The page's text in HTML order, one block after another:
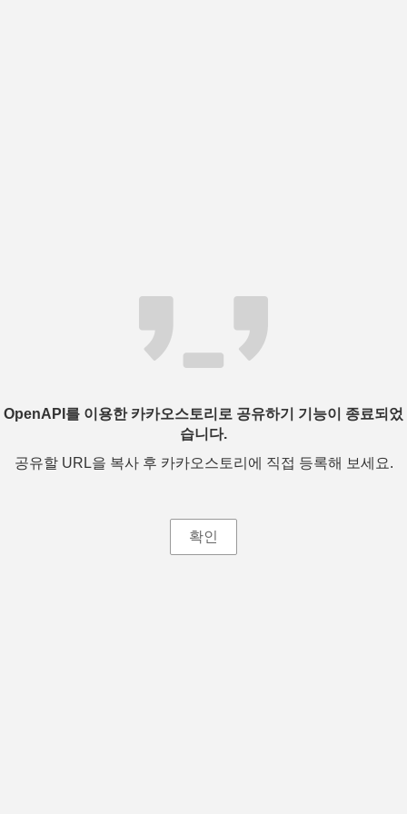
OpenAPI를 이용한 카카오스토리로 공유하기 기능이 종료되었
습니다.
공유할 URL을 복사 후 카카오스토리에 직접 등록해 보세요.
확인